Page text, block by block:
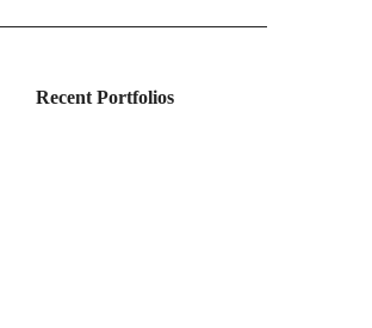
Recent Portfolios